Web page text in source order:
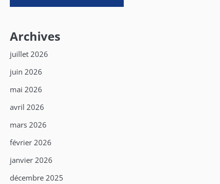
Archives
juillet 2026
juin 2026
mai 2026
avril 2026
mars 2026
février 2026
janvier 2026
décembre 2025